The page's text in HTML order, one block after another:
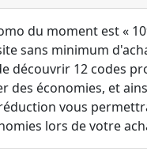
du moment est «
sans minimum
découvrir 12 codes
des économies, et
vous
lors de votre